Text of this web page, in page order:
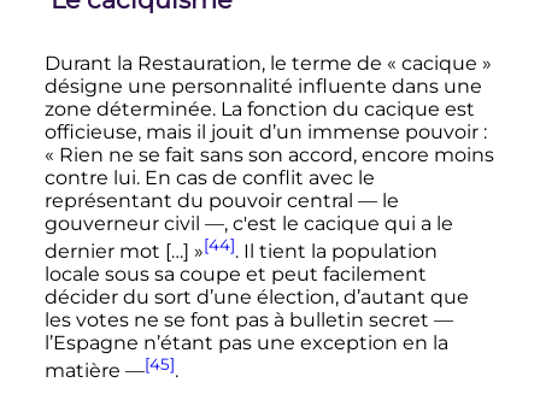
Durant la Restauration, le terme de « cacique »
désigne une personnalité influente dans une
zone déterminée. La fonction du cacique est
officieuse, mais il jouit d’un immense pouvoir :
« Rien ne se fait sans son accord, encore moins
contre lui. En cas de conflit avec le
représentant du pouvoir central — le
gouverneur civil —, c'est le cacique qui a le
dernier mot […] »[44]. Il tient la population
locale sous sa coupe et peut facilement
décider du sort d’une élection, d’autant que
les votes ne se font pas à bulletin secret —
l’Espagne n’étant pas une exception en la
matière —[45].